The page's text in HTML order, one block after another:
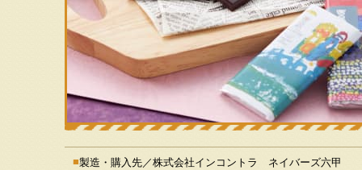
製造・購入先／株式会社インコントラ ネイバーズ六甲